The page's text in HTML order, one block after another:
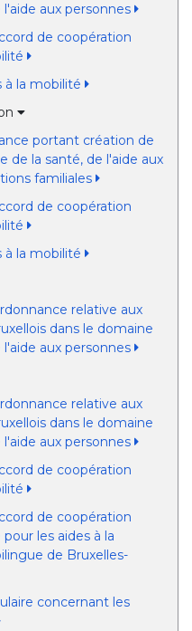
aux personnes
de coopération
à la mobilité
portant création de
de la santé, de l'aide aux
familiales
de coopération
à la mobilité
relative aux
dans le domaine
aux personnes
relative aux
dans le domaine
aux personnes
de coopération
de coopération
les aides à la
de Bruxelles-
concernant les